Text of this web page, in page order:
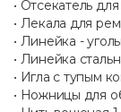
• Отсекатель
• Лекала для
• Линейка -
• Линейка
• Игла с тупым
• Ножницы для